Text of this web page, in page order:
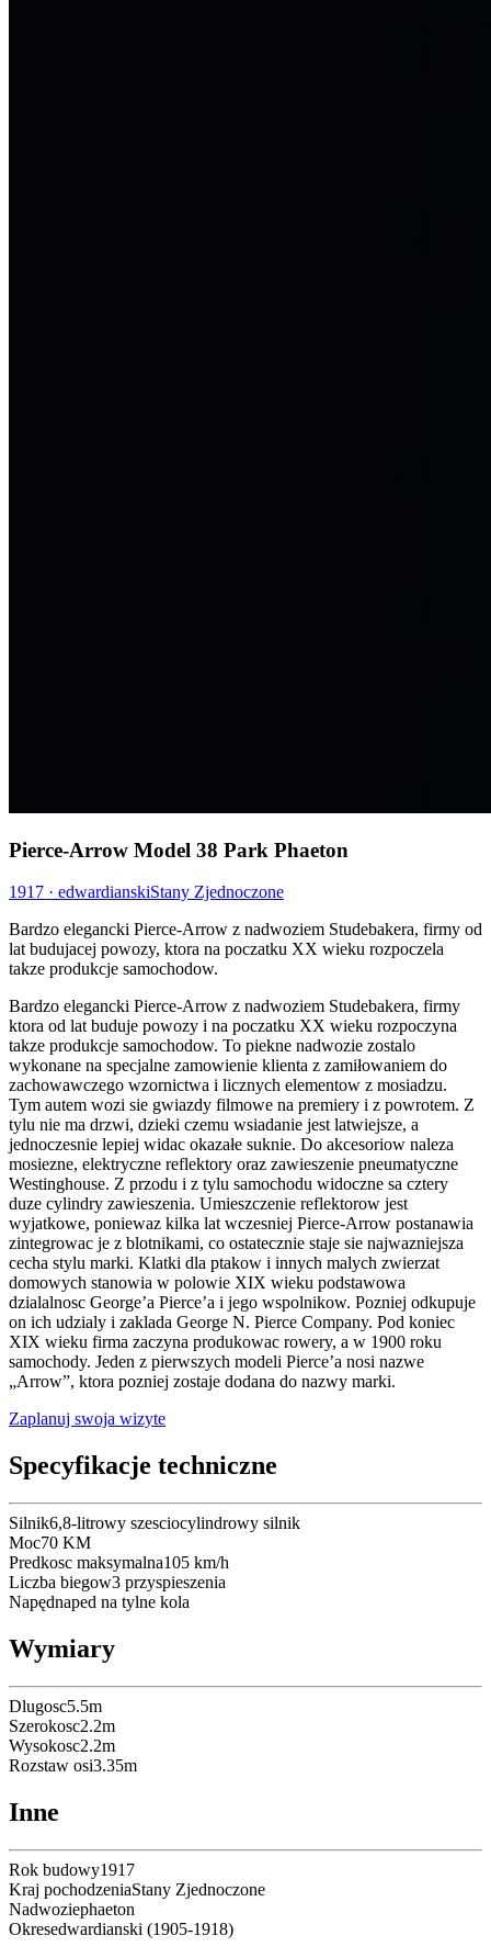
Pierce-Arrow Model 38 Park Phaeton
1917 · edwardianskiStany Zjednoczone
Bardzo elegancki Pierce-Arrow z nadwoziem Studebakera, firmy od
lat budujacej powozy, ktora na poczatku XX wieku rozpoczela
takze produkcje samochodow.
Bardzo elegancki Pierce-Arrow z nadwoziem Studebakera, firmy
ktora od lat buduje powozy i na poczatku XX wieku rozpoczyna
takze produkcje samochodow. To piekne nadwozie zostalo
wykonane na specjalne zamowienie klienta z zamiłowaniem do
zachowawczego wzornictwa i licznych elementow z mosiadzu.
Tym autem wozi sie gwiazdy filmowe na premiery i z powrotem. Z
tylu nie ma drzwi, dzieki czemu wsiadanie jest latwiejsze, a
jednoczesnie lepiej widac okazałe suknie. Do akcesoriow naleza
mosiezne, elektryczne reflektory oraz zawieszenie pneumatyczne
Westinghouse. Z przodu i z tylu samochodu widoczne sa cztery
duze cylindry zawieszenia. Umieszczenie reflektorow jest
wyjatkowe, poniewaz kilka lat wczesniej Pierce-Arrow postanawia
zintegrowac je z blotnikami, co ostatecznie staje sie najwazniejsza
cecha stylu marki. Klatki dla ptakow i innych malych zwierzat
domowych stanowia w polowie XIX wieku podstawowa
dzialalnosc George’a Pierce’a i jego wspolnikow. Pozniej odkupuje
on ich udzialy i zaklada George N. Pierce Company. Pod koniec
XIX wieku firma zaczyna produkowac rowery, a w 1900 roku
samochody. Jeden z pierwszych modeli Pierce’a nosi nazwe
„Arrow”, ktora pozniej zostaje dodana do nazwy marki.
Zaplanuj swoja wizyte
Specyfikacje techniczne
Silnik6,8-litrowy szesciocylindrowy silnik
Moc70 KM
Predkosc maksymalna105 km/h
Liczba biegow3 przyspieszenia
Napędnaped na tylne kola
Wymiary
Dlugosc5.5m
Szerokosc2.2m
Wysokosc2.2m
Rozstaw osi3.35m
Inne
Rok budowy1917
Kraj pochodzeniaStany Zjednoczone
Nadwoziephaeton
Okresedwardianski (1905-1918)